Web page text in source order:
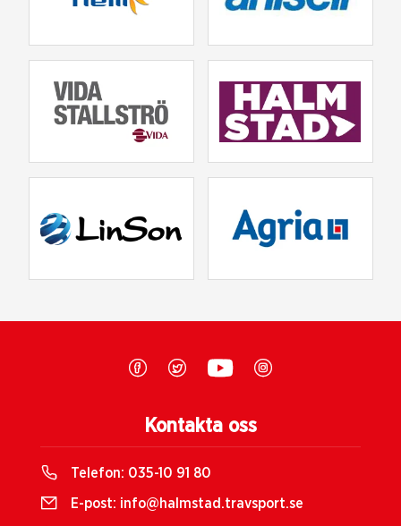
Kontakta oss
Telefon: 035-10 91 80
E-post: info@halmstad.travsport.se